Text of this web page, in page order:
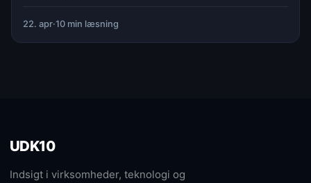
22. apr·10 min læsning
UDK10
Indsigt i virksomheder, teknologi og